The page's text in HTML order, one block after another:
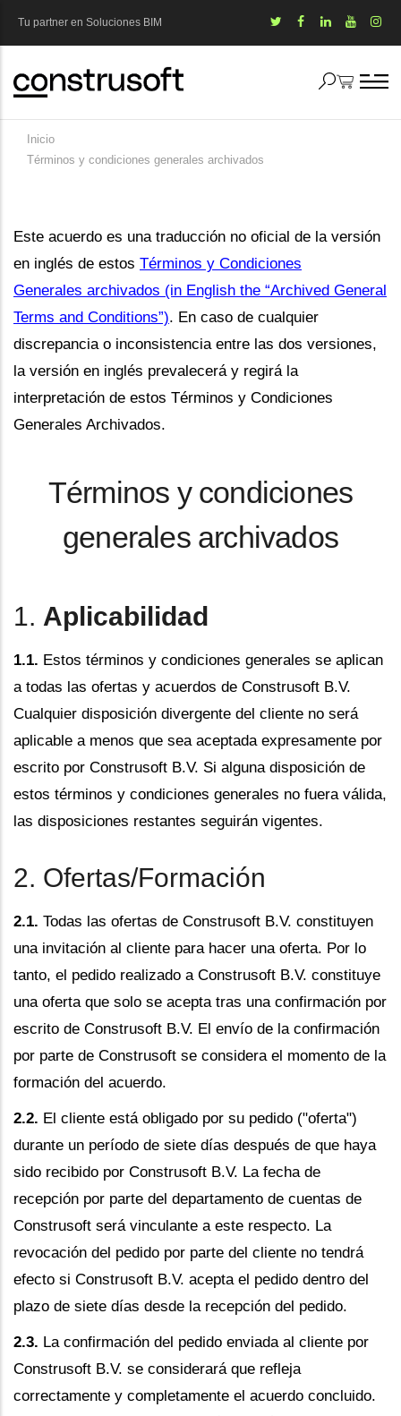
principal
Tu partner en Soluciones BIM
Sobrescribir
ayuda
a
la
navegación
Inicio
Términos y condiciones generales archivados
Este acuerdo es una traducción no oficial de la versión
en inglés de estos Términos y Condiciones
Generales archivados (in English the “Archived General
Terms and Conditions”). En caso de cualquier
discrepancia o inconsistencia entre las dos versiones,
la versión en inglés prevalecerá y regirá la
interpretación de estos Términos y Condiciones
Generales Archivados.
Términos y condiciones
generales archivados
1. Aplicabilidad
1.1. Estos términos y condiciones generales se aplican
a todas las ofertas y acuerdos de Construsoft B.V.
Cualquier disposición divergente del cliente no será
aplicable a menos que sea aceptada expresamente por
escrito por Construsoft B.V. Si alguna disposición de
estos términos y condiciones generales no fuera válida,
las disposiciones restantes seguirán vigentes.
2. Ofertas/Formación
2.1. Todas las ofertas de Construsoft B.V. constituyen
una invitación al cliente para hacer una oferta. Por lo
tanto, el pedido realizado a Construsoft B.V. constituye
una oferta que solo se acepta tras una confirmación por
escrito de Construsoft B.V. El envío de la confirmación
por parte de Construsoft se considera el momento de la
formación del acuerdo.
2.2. El cliente está obligado por su pedido ("oferta")
durante un período de siete días después de que haya
sido recibido por Construsoft B.V. La fecha de
recepción por parte del departamento de cuentas de
Construsoft será vinculante a este respecto. La
revocación del pedido por parte del cliente no tendrá
efecto si Construsoft B.V. acepta el pedido dentro del
plazo de siete días desde la recepción del pedido.
2.3. La confirmación del pedido enviada al cliente por
Construsoft B.V. se considerará que refleja
correctamente y completamente el acuerdo concluido.